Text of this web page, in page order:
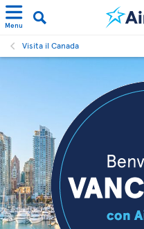
Menu
Visita il Canada